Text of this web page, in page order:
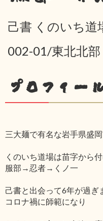
己書 くのいち道
002-01/東北北部
プロフィー
三大麺で有名な岩手県盛
くのいち道場は苗字から
服部→忍者→くノ一
己書と出会って6年が過ぎ
コロナ禍に師範になり